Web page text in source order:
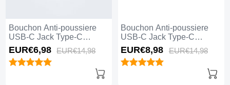
Bouchon Anti-poussiere
USB-C Jack Type-C
Universel H11 pour Apple
iPhone 15 Plus Noir
EUR€6,98 EUR€14,98
Bouchon Anti-poussiere
USB-C Jack Type-C
Universel H09 pour Apple
iPhone 15 Plus Or
EUR€8,98 EUR€14,98